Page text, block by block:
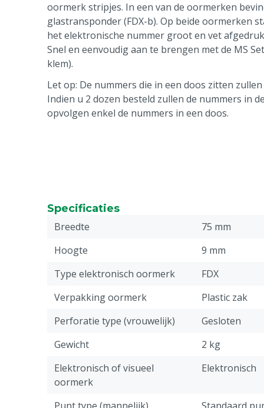
oormerk stripjes. In een van de oormerken
glastransponder (FDX-b). Op beide oormerken
het elektronische nummer groot en vet
Snel en eenvoudig aan te brengen met de MS
klem).
Let op: De nummers die in een doos zitten
Indien u 2 dozen besteld zullen de nummers in
opvolgen enkel de nummers in een doos.
Specificaties
Breedte
75 mm
Hoogte
9 mm
Type elektronisch oormerk
FDX
Verpakking oormerk
Plastic zak
Perforatie type (vrouwelijk)
Gesloten
Gewicht
2 kg
Elektronisch of visueel
oormerk
Elektronisch